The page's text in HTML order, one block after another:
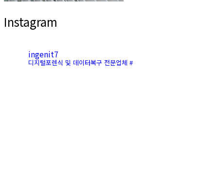
Instagram
ingenit7
디지털포렌식 및 데이터복구 전문업체 #